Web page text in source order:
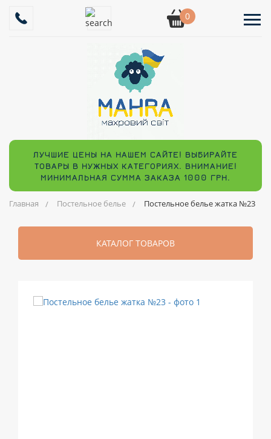
0
ЛУЧШИЕ ЦЕНЫ НА НАШЕМ САЙТЕ! ВЫБИРАЙТЕ
ТОВАРЫ В НУЖНЫХ КАТЕГОРИЯХ. ВНИМАНИЕ!
МИНИМАЛЬНАЯ СУММА ЗАКАЗА 1000 ГРН.
Главная Постельное белье Постельное белье жатка №23
КАТАЛОГ ТОВАРОВ